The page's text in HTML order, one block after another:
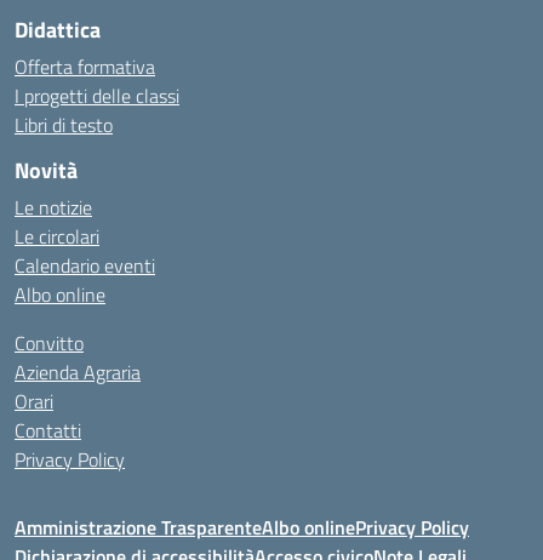
Didattica
Offerta formativa
I progetti delle classi
Libri di testo
Novità
Le notizie
Le circolari
Calendario eventi
Albo online
Convitto
Azienda Agraria
Orari
Contatti
Privacy Policy
Amministrazione TrasparenteAlbo onlinePrivacy Policy